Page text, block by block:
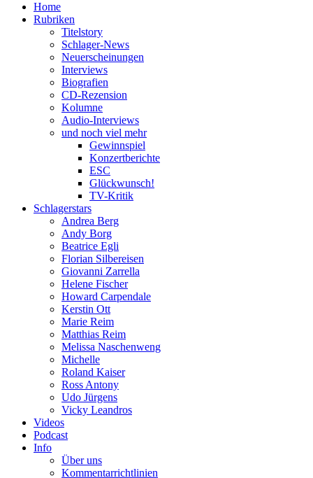
Home
Rubriken
Titelstory
Schlager-News
Neuerscheinungen
Interviews
Biografien
CD-Rezension
Kolumne
Audio-Interviews
und noch viel mehr
Gewinnspiel
Konzertberichte
ESC
Glückwunsch!
TV-Kritik
Schlagerstars
Andrea Berg
Andy Borg
Beatrice Egli
Florian Silbereisen
Giovanni Zarrella
Helene Fischer
Howard Carpendale
Kerstin Ott
Marie Reim
Matthias Reim
Melissa Naschenweng
Michelle
Roland Kaiser
Ross Antony
Udo Jürgens
Vicky Leandros
Videos
Podcast
Info
Über uns
Kommentarrichtlinien